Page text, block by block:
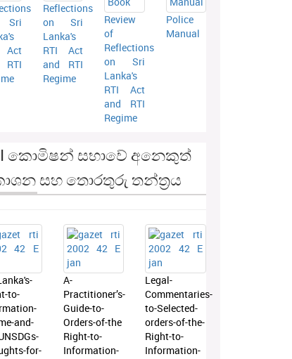
Act
RTI
Reflections
on Sri
Lanka's
RTI Act
and RTI
Regime
Review
of
Reflections
on Sri
Lanka's
RTI Act
and RTI
Regime
Police
Manual
කොමිෂන් සභාවේ අනෙකුත්
සහ තොරතුරු තන්ත්‍රය
to-
and-
for-
A-
Practitioner’s-
Guide-to-
Orders-of-the
Right-to-
Information-
Legal-
Commentaries-
to-Selected-
orders-of-the-
Right-to-
Information-